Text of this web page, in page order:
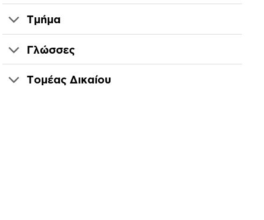
Τμήμα
Γλώσσες
Τομέας Δικαίου